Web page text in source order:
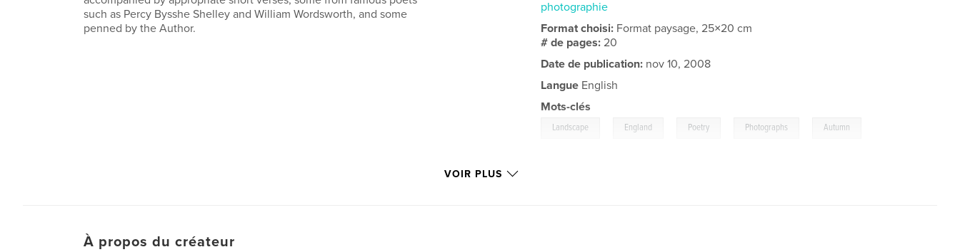
such as Percy Bysshe Shelley and William Wordsworth, and some
penned by the Author.
photographie
Format choisi: Format paysage, 25×20 cm
# de pages:20
Date de publication: nov 10, 2008
Langue English
Mots-clés
Landscape England Poetry Photographs Autumn
VOIR PLUS
À propos du créateur